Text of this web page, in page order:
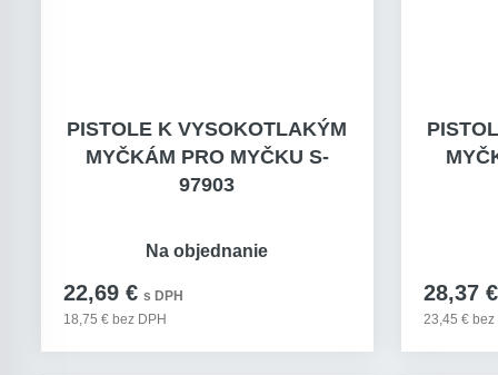
PISTOLE K VYSOKOTLAKÝM
MYČKÁM PRO MYČKU S-
97903
22,69 € s DPH
18,75 € bez DPH
Na objednanie
28,37 €
23,45 € bez